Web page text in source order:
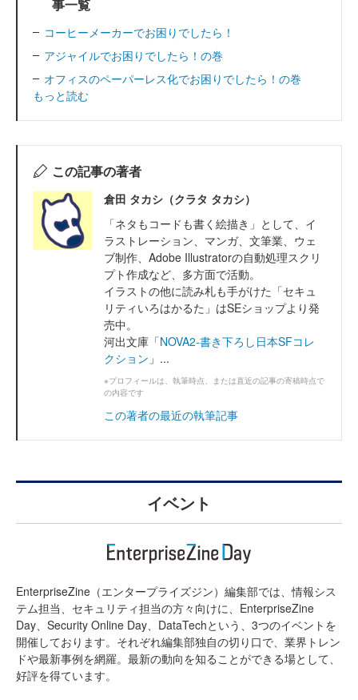
事一覧
コーヒーメーカーでお困りでしたら！
アジャイルでお困りでしたら！の巻
オフィスのペーパーレス化でお困りでしたら！の巻
もっと読む
この記事の著者
倉田 タカシ（クラタ タカシ）
「ネタもコードも書く絵描き」として、イ
ラストレーション、マンガ、文筆業、ウェ
ブ制作、Adobe Illustratorの自動処理スクリ
プト作成など、多方面で活動。
イラストの他に読み札も手がけた「セキュ
リティいろはかるた」はSEショップより発
売中。
河出文庫「NOVA2-書き下ろし日本SFコレ
クション 」...
※プロフィールは、執筆時点、または直近の記事の寄稿時点で
の内容です
この著者の最近の執筆記事
イベント
EnterpriseZine（エンタープライズジン）編集部では、情報シス
テム担当、セキュリティ担当の方々向けに、EnterpriseZine
Day、Security Online Day、DataTechという、3つのイベントを
開催しております。それぞれ編集部独自の切り口で、業界トレン
ドや最新事例を網羅。最新の動向を知ることができる場として、
好評を得ています。